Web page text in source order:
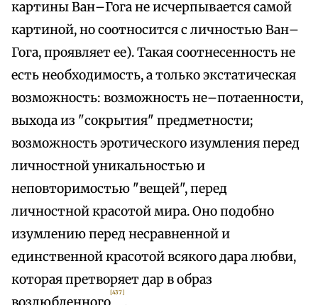
картины Ван–Гога не исчерпывается самой
картиной, но соотносится с личностью Ван–
Гога, проявляет ее). Такая соотнесенность не
есть необходимость, а только экстатическая
возможность: возможность не–потаенности,
выхода из "сокрытия" предметности;
возможность эротического изумления перед
личностной уникальностью и
неповторимостью "вещей", перед
личностной красотой мира. Оно подобно
изумлению перед несравненной и
единственной красотой всякого дара любви,
которая претворяет дар в образ
[437]